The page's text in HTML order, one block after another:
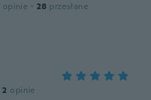
opinie · 28 przesłane
2 opinie